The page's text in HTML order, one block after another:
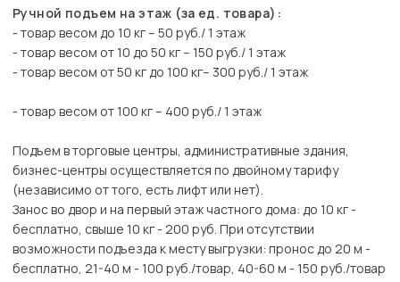
Ручной подъем на этаж (за ед. товара):
- товар весом до 10 кг – 50 руб./ 1 этаж
- товар весом от 10 до 50 кг – 150 руб./ 1 этаж
- товар весом от 50 кг до 100 кг– 300 руб./ 1 этаж
- товар весом от 100 кг – 400 руб./ 1 этаж
Подъем в торговые центры, административные здания,
бизнес-центры осуществляется по двойному тарифу
(независимо от того, есть лифт или нет).
Занос во двор и на первый этаж частного дома: до 10 кг -
бесплатно, свыше 10 кг - 200 руб. При отсутствии
возможности подъезда к месту выгрузки: пронос до 20 м -
бесплатно, 21-40 м - 100 руб./товар, 40-60 м - 150 руб./товар